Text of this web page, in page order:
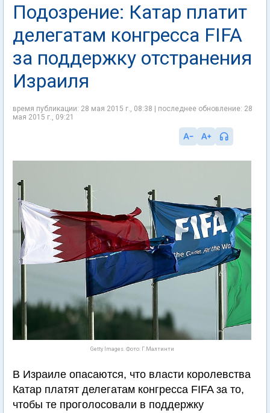
Подозрение: Катар платит
делегатам конгресса FIFA
за поддержку отстранения
Израиля
время публикации: 28 мая 2015 г., 08:38 | последнее обновление: 28
мая 2015 г., 09:21
Getty Images. Фото: Г.Малтинти
В Израиле опасаются, что власти королевства
Катар платят делегатам конгресса FIFA за то,
чтобы те проголосовали в поддержку